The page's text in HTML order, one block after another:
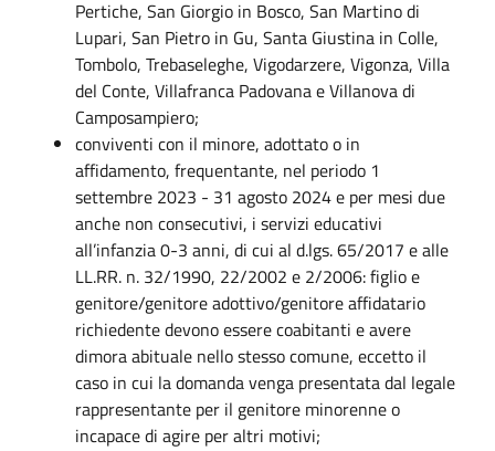
Pertiche, San Giorgio in Bosco, San Martino di
Lupari, San Pietro in Gu, Santa Giustina in Colle,
Tombolo, Trebaseleghe, Vigodarzere, Vigonza, Villa
del Conte, Villafranca Padovana e Villanova di
Camposampiero;
conviventi con il minore, adottato o in
affidamento, frequentante, nel periodo 1
settembre 2023 - 31 agosto 2024 e per mesi due
anche non consecutivi, i servizi educativi
all’infanzia 0-3 anni, di cui al d.lgs. 65/2017 e alle
LL.RR. n. 32/1990, 22/2002 e 2/2006: figlio e
genitore/genitore adottivo/genitore affidatario
richiedente devono essere coabitanti e avere
dimora abituale nello stesso comune, eccetto il
caso in cui la domanda venga presentata dal legale
rappresentante per il genitore minorenne o
incapace di agire per altri motivi;